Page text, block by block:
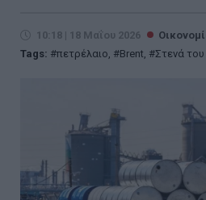
10:18 | 18 Μαΐου 2026
Tags:
πετρέλαιο, Brent, Στενά